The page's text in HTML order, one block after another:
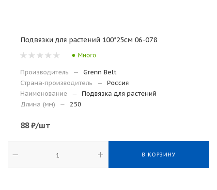
Подвязки для растений 100*25см 06-078
Много
Производитель —
Grenn Belt
Страна-производитель
—
Россия
Наименование
—
Подвязка для растений
Длина (мм)
— 250
88₽/шт
В КОРЗИНУ